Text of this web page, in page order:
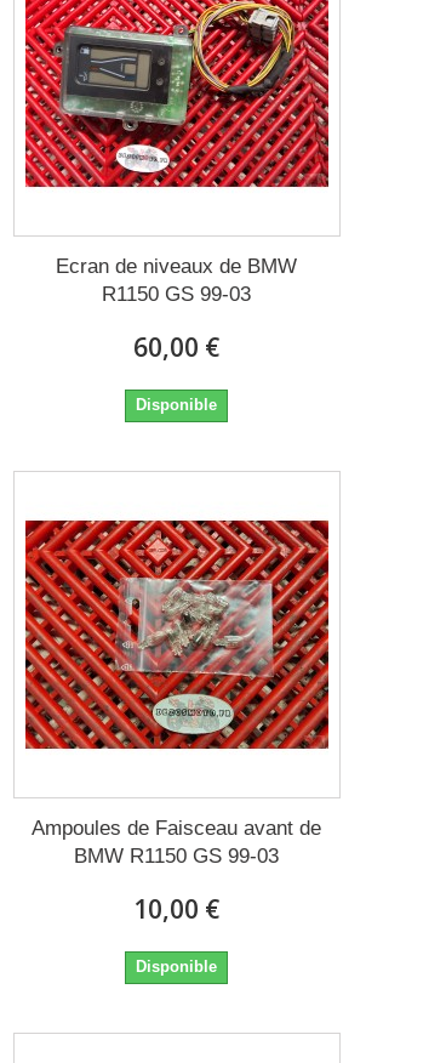
Ecran de niveaux de BMW
R1150 GS 99-03
60,00 €
Disponible
Ampoules de Faisceau avant de
BMW R1150 GS 99-03
10,00 €
Disponible